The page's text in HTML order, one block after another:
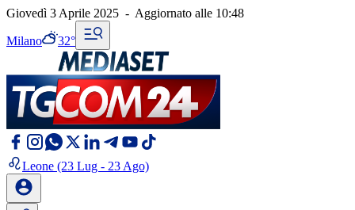
Giovedì 3 Aprile 2025 - Aggiornato alle 10:48
Milano 32°
Leone (23 Lug - 23 Ago)